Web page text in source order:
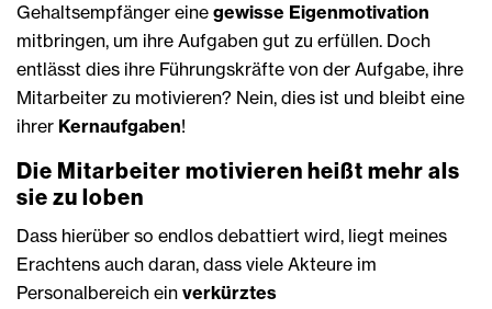
Gehaltsempfänger eine gewisse Eigenmotivation
mitbringen, um ihre Aufgaben gut zu erfüllen. Doch
entlässt dies ihre Führungskräfte von der Aufgabe, ihre
Mitarbeiter zu motivieren? Nein, dies ist und bleibt eine
ihrer Kernaufgaben!
Die Mitarbeiter motivieren heißt mehr als
sie zu loben
Dass hierüber so endlos debattiert wird, liegt meines
Erachtens auch daran, dass viele Akteure im
Personalbereich ein verkürztes